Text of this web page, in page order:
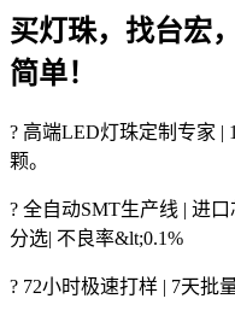
买灯珠，找台宏
简单！
? 高端LED灯珠定制专家 |
颗。
? 全自动SMT生产线 | 进
分选| 不良率&lt;0.1%
? 72小时极速打样 | 7天批